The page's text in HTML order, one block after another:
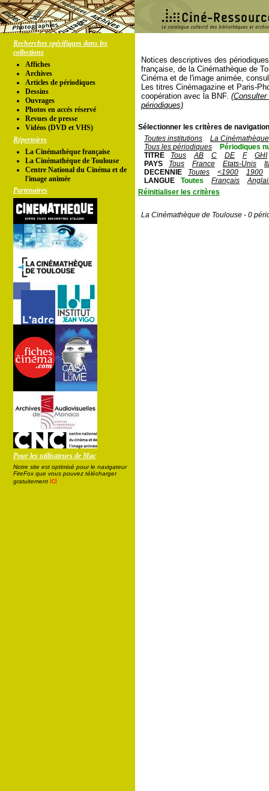
Recherches spécifiques dans les
collections
Affiches
Archives
Articles de périodiques
Dessins
Ouvrages
Photos en accés réservé
Revues de presse
Vidéos (DVD et VHS)
Répertoires
La Cinémathèque française
La Cinémathèque de Toulouse
Centre National du Cinéma et de
l'image animée
Partenaires
Pour les utilisateurs de Mac
Notre site est optimisé pour le navigateur
FireFox que vous pouvez télécharger
gratuitement ici
Notices descriptives des
française, de la Cinémathèque de
Cinéma et de l'image animée,
Les titres Cinémagazine et Paris-
coopération avec la BNF.
périodiques)
Sélectionner les critères de
Toutes institutions
La
Tous les périodiques
Périodiques
TITRE
Tous AB C DE F
GHI
PAYS
Tous France Etats-Unis
DECENNIE
Toutes <1900
1900
LANGUE
Toutes Français
Réinitialiser les critères
La Cinémathèque de Toulouse - 0